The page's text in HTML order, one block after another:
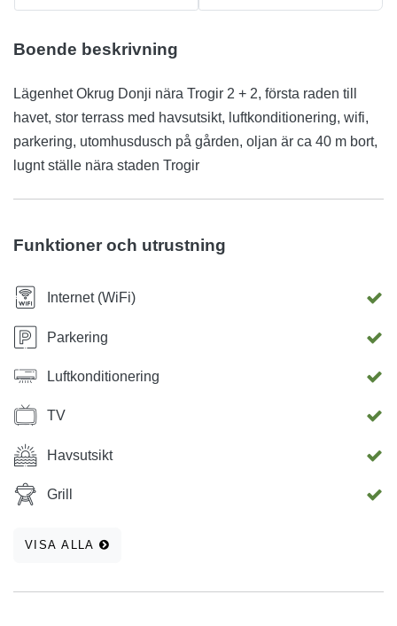
Boende beskrivning
Lägenhet Okrug Donji nära Trogir 2 + 2, första raden till
havet, stor terrass med havsutsikt, luftkonditionering, wifi,
parkering, utomhusdusch på gården, oljan är ca 40 m bort,
lugnt ställe nära staden Trogir
Funktioner och utrustning
Internet (WiFi)
Parkering
Luftkonditionering
TV
Havsutsikt
Grill
VISA ALLA